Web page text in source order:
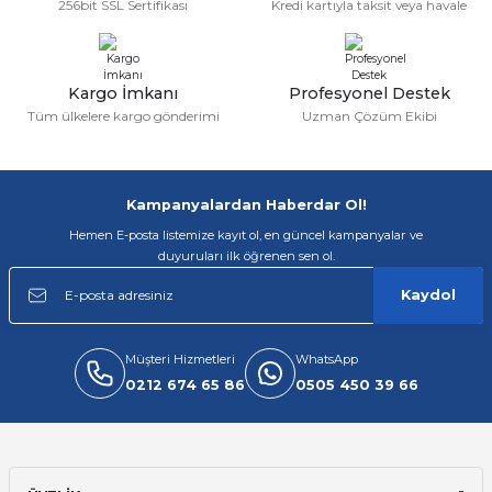
Ürün fiyatı diğer sitelerden daha pahalı.
Bu ürüne benzer farklı alternatifler olmalı.
256bit SSL Sertifikası Kredi kartıyla taksit veya havale
Kargo İmkanı
Tüm ülkelere kargo gönderimi
Profesyonel Destek
Uzman Çözüm Ekibi
Kampanyalardan Haberdar Ol!
Hemen E-posta listemize kayıt ol, en güncel kampanyalar ve
duyuruları ilk öğrenen sen ol.
Kaydol
Müşteri Hizmetleri
0212 674 65 86
WhatsApp
0505 450 39 66